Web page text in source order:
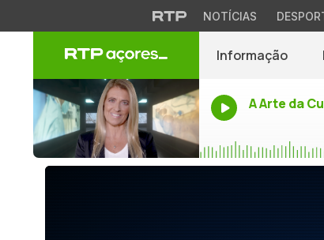
NOTÍCIAS
Informação
A Arte da